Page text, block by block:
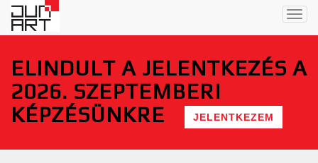
ELINDULT A JELENTKEZÉS A
2026. SZEPTEMBERI
KÉPZÉSÜNKRE
JELENTKEZEM